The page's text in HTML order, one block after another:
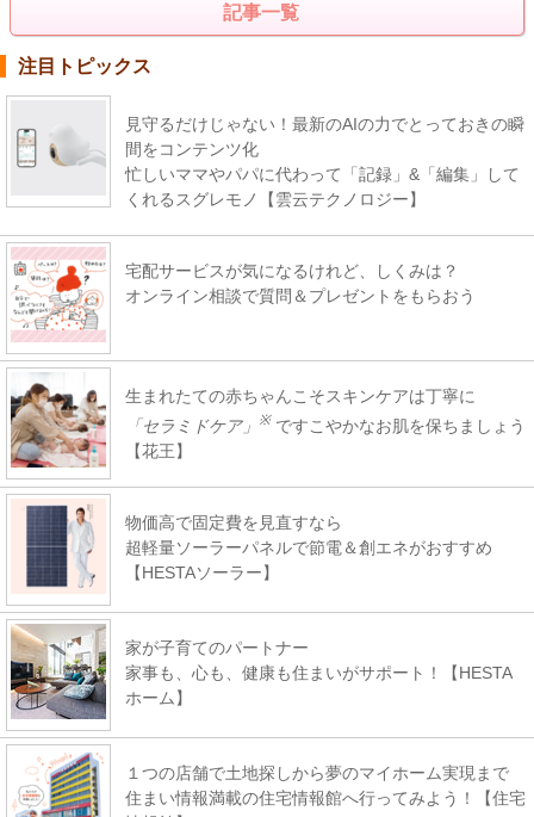
記事一覧
注目トピックス
見守るだけじゃない！最新のAIの力でとっておきの瞬
間をコンテンツ化
忙しいママやパパに代わって「記録」&「編集」して
くれるスグレモノ【雲云テクノロジー】
宅配サービスが気になるけれど、しくみは？
オンライン相談で質問＆プレゼントをもらおう
生まれたての赤ちゃんこそスキンケアは丁寧に
「セラミドケア」
※ ですこやかなお肌を保ちましょう
【花王】
物価高で固定費を見直すなら
超軽量ソーラーパネルで節電＆創エネがおすすめ
【HESTAソーラー】
家が子育てのパートナー
家事も、心も、健康も住まいがサポート！【HESTA
ホーム】
１つの店舗で土地探しから夢のマイホーム実現まで
住まい情報満載の住宅情報館へ行ってみよう！【住宅